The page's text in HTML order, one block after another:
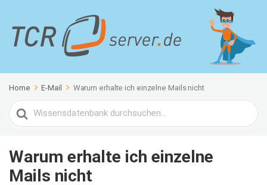
Home E-Mail Warum erhalte ich einzelne Mails nicht
Search
For
Warum erhalte ich einzelne
Mails nicht